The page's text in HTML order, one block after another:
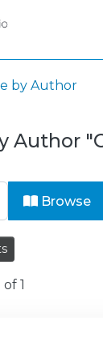
by Author
Author
Browse
of 1